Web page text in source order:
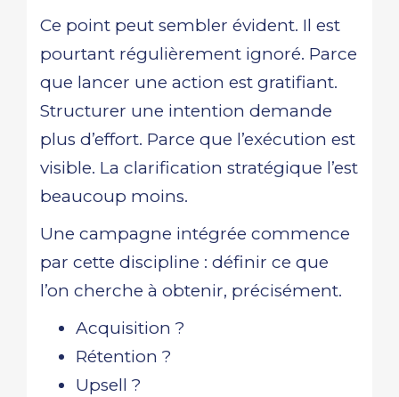
Ce point peut sembler évident. Il est
pourtant régulièrement ignoré. Parce
que lancer une action est gratifiant.
Structurer une intention demande
plus d’effort. Parce que l’exécution est
visible. La clarification stratégique l’est
beaucoup moins.
Une campagne intégrée commence
par cette discipline : définir ce que
l’on cherche à obtenir, précisément.
Acquisition ?
Rétention ?
Upsell ?